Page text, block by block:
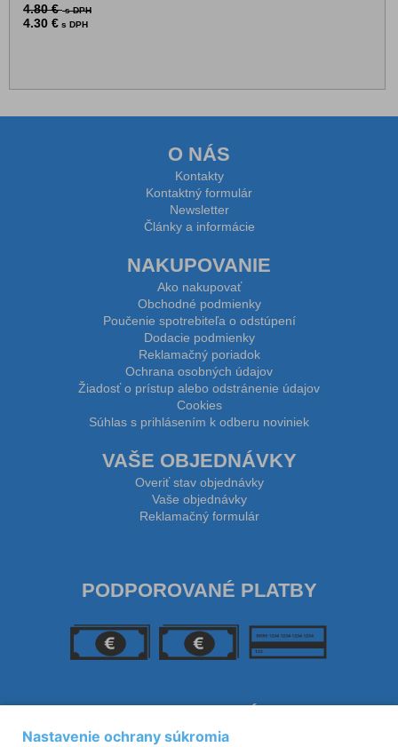
4.80 €s DPH
4.30 € s DPH
O NÁS
Kontakty
Kontaktný formulár
Newsletter
Články a informácie
NAKUPOVANIE
Ako nakupovať
Obchodné podmienky
Poučenie spotrebiteľa o odstúpení
Dodacie podmienky
Reklamačný poriadok
Ochrana osobných údajov
Žiadosť o prístup alebo odstránenie údajov
Cookies
Súhlas s prihlásením k odberu noviniek
VAŠE OBJEDNÁVKY
Overiť stav objednávky
Vaše objednávky
Reklamačný formulár
PODPOROVANÉ PLATBY
Nastavenie ochrany súkromia